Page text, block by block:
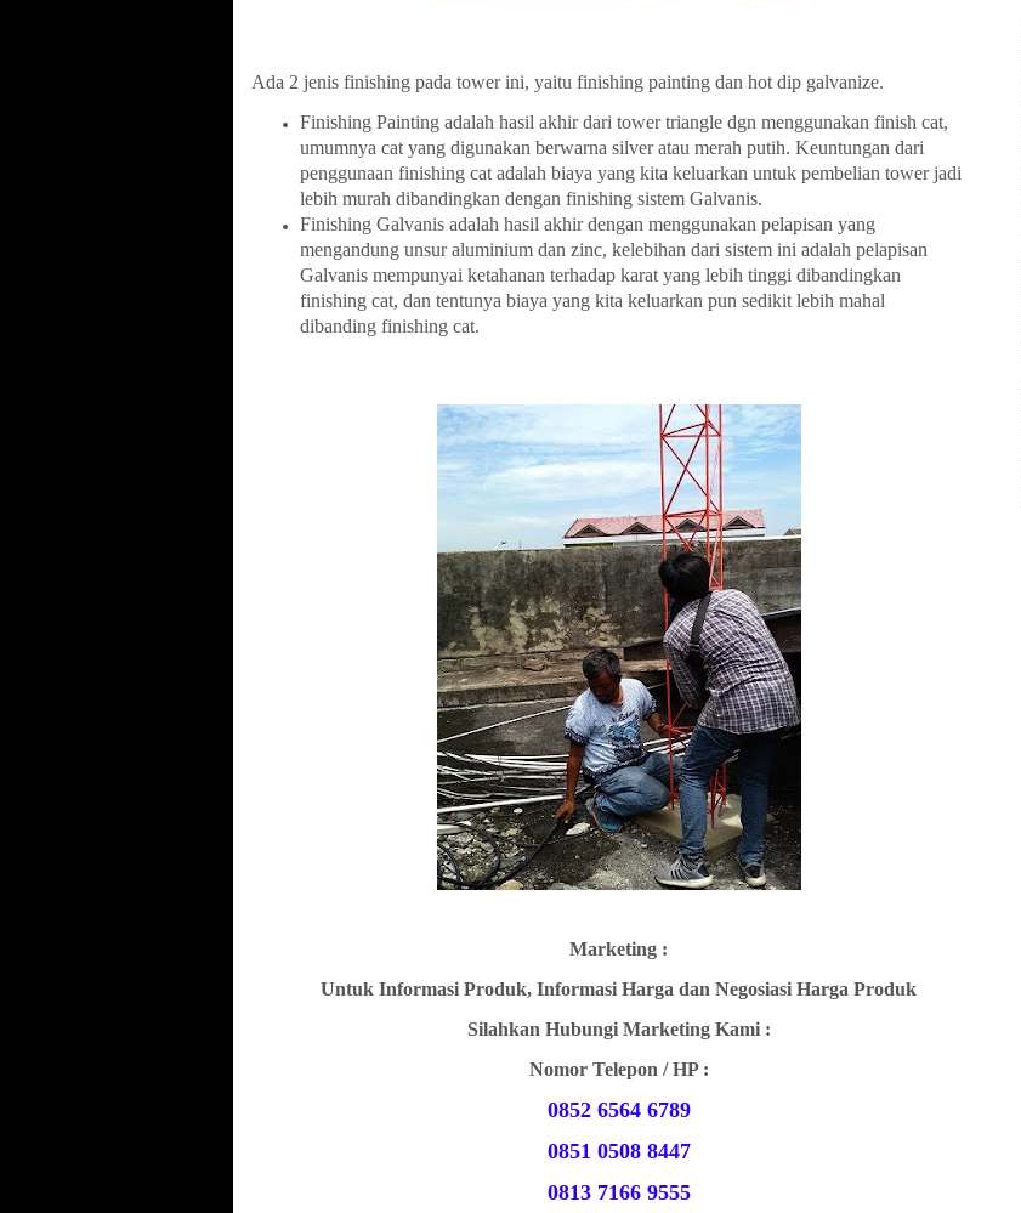
Ada 2 jenis finishing pada tower ini, yaitu finishing painting dan hot dip galvanize.
Finishing Painting adalah hasil akhir dari tower triangle dgn menggunakan finish cat,
umumnya cat yang digunakan berwarna silver atau merah putih. Keuntungan dari
penggunaan finishing cat adalah biaya yang kita keluarkan untuk pembelian tower jadi
lebih murah dibandingkan dengan finishing sistem Galvanis.
Finishing Galvanis adalah hasil akhir dengan menggunakan pelapisan yang
mengandung unsur aluminium dan zinc, kelebihan dari sistem ini adalah pelapisan
Galvanis mempunyai ketahanan terhadap karat yang lebih tinggi dibandingkan
finishing cat, dan tentunya biaya yang kita keluarkan pun sedikit lebih mahal
dibanding finishing cat.
Marketing :
Untuk Informasi Produk, Informasi Harga dan Negosiasi Harga Produk
Silahkan Hubungi Marketing Kami :
Nomor Telepon / HP :
0852 6564 6789
0851 0508 8447
0813 7166 9555